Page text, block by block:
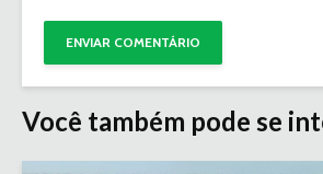
Você também pode se